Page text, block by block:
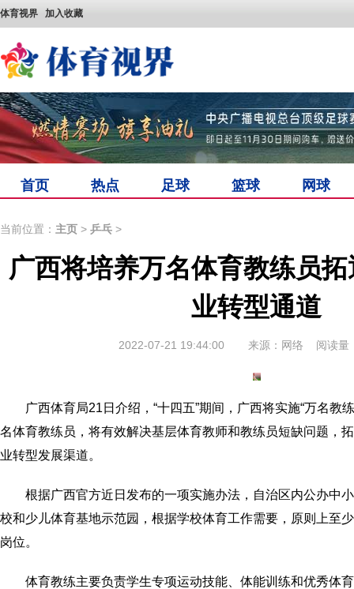
体育视界 加入收藏
首页 热点 足球 篮球 网球
当前位置： 主页 > 乒乓 >
广西将培养万名体育教练员
业转型通道
2022-07-21 19:44:00 来源：网络 阅读量
广西体育局21日介绍，“十四五”期间，广西将实施“万名教
名体育教练员，将有效解决基层体育教师和教练员短缺问题，
业转型发展渠道。
根据广西官方近日发布的一项实施办法，自治区内公办中
校和少儿体育基地示范园，根据学校体育工作需要，原则上至
岗位。
体育教练主要负责学生专项运动技能、体能训练和优秀体